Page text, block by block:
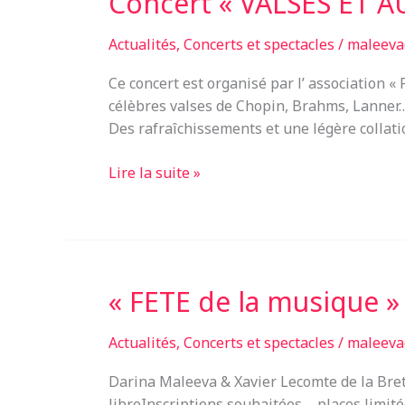
Actualités, Concerts et spectacles /
Ce concert est organisé par l’ association
célèbres valses de Chopin, Brahms,
Des rafraîchissements et une légère
Concert
»
Lire la suite »
« FETE de la musique
Actualités, Concerts et spectacles /
Darina Maleeva & Xavier Lecomte de la